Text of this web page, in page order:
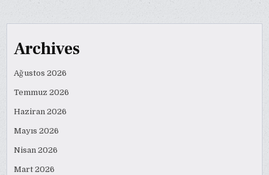
Archives
Ağustos 2026
Temmuz 2026
Haziran 2026
Mayıs 2026
Nisan 2026
Mart 2026